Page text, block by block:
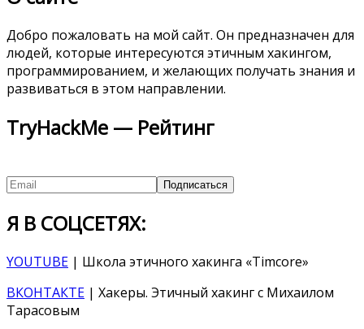
Добро пожаловать на мой сайт. Он предназначен для
людей, которые интересуются этичным хакингом,
программированием, и желающих получать знания и
развиваться в этом направлении.
TryHackMe — Рейтинг
Я В СОЦСЕТЯХ:
YOUTUBE | Школа этичного хакинга «Timcore»
ВКОНТАКТЕ | Хакеры. Этичный хакинг с Михаилом
Тарасовым